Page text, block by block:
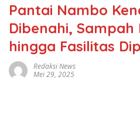
Pantai Nambo
Dibenahi, Sampah
hingga Fasilitas
Redaksi News
Mei 29, 2025